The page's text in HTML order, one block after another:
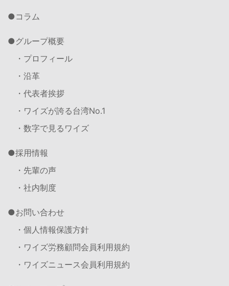
コラム
グループ概要
・プロフィール
・沿革
・代表者挨拶
・ワイズが誇る台湾No.1
・数字で見るワイズ
採用情報
・先輩の声
・社内制度
お問い合わせ
・個人情報保護方針
・ワイズ労務顧問会員利用規約
・ワイズニュース会員利用規約